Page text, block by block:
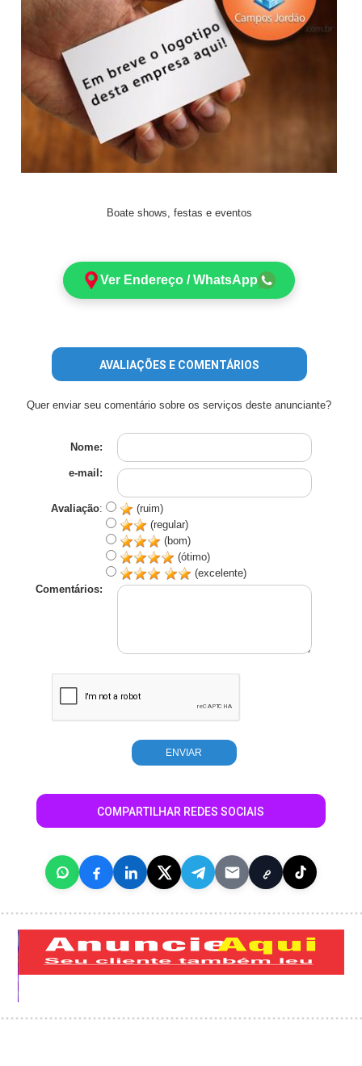
Boate shows, festas e eventos
Ver Endereço / WhatsApp
AVALIAÇÕES E COMENTÁRIOS
Quer enviar seu comentário sobre os serviços deste anunciante?
Nome:
e-mail:
Avaliação:
(ruim)
(regular)
(bom)
(ótimo)
(excelente)
Comentários:
COMPARTILHAR REDES SOCIAIS